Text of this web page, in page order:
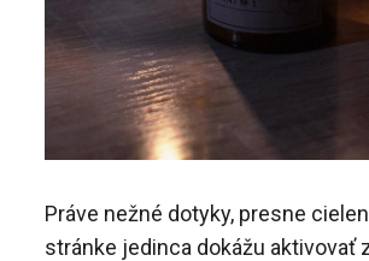
Práve nežné dotyky, presne
stránke jedinca dokážu aktivovať